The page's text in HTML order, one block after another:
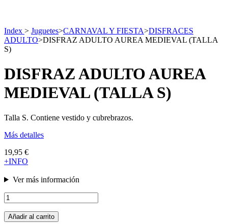
Index > Juguetes>CARNAVAL Y FIESTA>DISFRACES
ADULTO>DISFRAZ ADULTO AUREA MEDIEVAL (TALLA
S)
DISFRAZ ADULTO AUREA
MEDIEVAL (TALLA S)
Talla S. Contiene vestido y cubrebrazos.
Más detalles
19,95 €
+INFO
Ver más información
Añadir al carrito